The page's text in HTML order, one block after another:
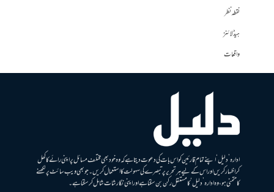
نقطہ نظر
ہیڈلائنز
واقعات
ادارہ ’دلیل‘ اپنے تمام قارئین کو اس بات کی دعوت دیتا ہے کہ وہ خود بھی مختلف مسائل پر اپنی رائے کا کھل
کر اظہار کریں اور اس کے لیے ہر تحریر پر تبصرے کی سہولت کا استعمال کریں۔ جو بھی ویب سائٹ پر لکھنے
کا متمنی ہو، وہ ادارہ ’دلیل‘ کا مستقل رکن بن سکتا ہے اور اپنی نگارشات شامل کرسکتا ہے۔